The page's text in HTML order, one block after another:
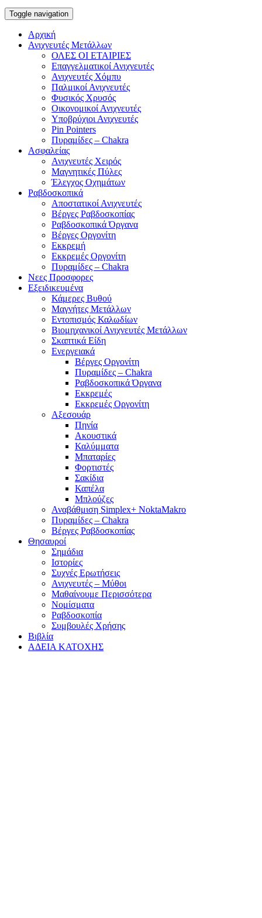
Toggle navigation
Αρχική
Ανιχνευτές Μετάλλων
ΟΛΕΣ ΟΙ ΕΤΑΙΡΙΕΣ
Επαγγελματικοί Ανιχνευτές
Ανιχνευτές Χόμπυ
Παλμικοί Ανιχνευτές
Φυσικός Χρυσός
Οικονομικοί Ανιχνευτές
Υποβρύχιοι Ανιχνευτές
Pin Pointers
Πυραμίδες – Chakra
Ασφαλείας
Ανιχνευτές Χειρός
Μαγνητικές Πύλες
Έλεγχος Οχημάτων
Ραβδοσκοπικά
Αποστατικοί Ανιχνευτές
Βέργες Ραβδοσκοπίας
Ραβδοσκοπικά Όργανα
Βέργες Οργονίτη
Εκκρεμή
Εκκρεμές Οργονίτη
Πυραμίδες – Chakra
Νεες Προσφορες
Εξειδικευμένα
Κάμερες Βυθού
Μαγνήτες Μετάλλων
Εντοπισμός Καλωδίων
Βιομηχανικοί Ανιχνευτές Μετάλλων
Σκαπτικά Είδη
Ενεργειακά
Βέργες Οργονίτη
Πυραμίδες – Chakra
Ραβδοσκοπικά Όργανα
Εκκρεμές
Εκκρεμές Οργονίτη
Αξεσουάρ
Πηνία
Ακουστικά
Καλύμματα
Μπαταρίες
Φορτιστές
Σακίδια
Καπέλα
Μπλούζες
Αναβάθμιση Simplex+ NoktaMakro
Πυραμίδες – Chakra
Βέργες Ραβδοσκοπίας
Θησαυροί
Σημάδια
Ιστορίες
Συχνές Ερωτήσεις
Ανιχνευτές – Μύθοι
Μαθαίνουμε Περισσότερα
Νομίσματα
Ραβδοσκοπία
Συμβουλές Χρήσης
Βιβλία
ΑΔΕΙΑ ΚΑΤΟΧΗΣ